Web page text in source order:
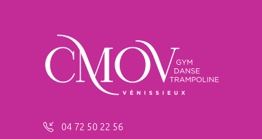
04 72 50 22 56